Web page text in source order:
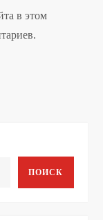
в этом
ПОИСК